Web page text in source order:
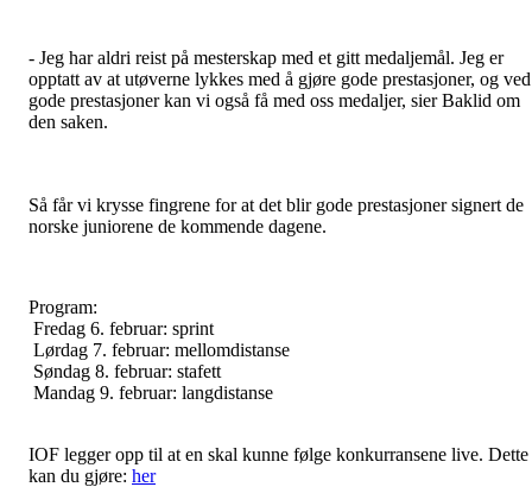
- Jeg har aldri reist på mesterskap med et gitt medaljemål. Jeg er
opptatt av at utøverne lykkes med å gjøre gode prestasjoner, og ved
gode prestasjoner kan vi også få med oss medaljer, sier Baklid om
den saken.
Så får vi krysse fingrene for at det blir gode prestasjoner signert de
norske juniorene de kommende dagene.
Program:
Fredag 6. februar: sprint
Lørdag 7. februar: mellomdistanse
Søndag 8. februar: stafett
Mandag 9. februar: langdistanse
IOF legger opp til at en skal kunne følge konkurransene live. Dette
kan du gjøre: her